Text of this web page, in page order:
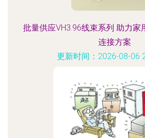
批量供应VH3.96线束系列 助力家
连接方案
更新时间：2026-08-06